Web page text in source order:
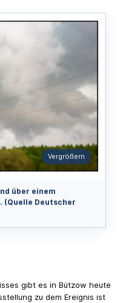
Vergrößern
über einem
(Quelle Deutscher
gibt es in Bützow heute
zu dem Ereignis ist